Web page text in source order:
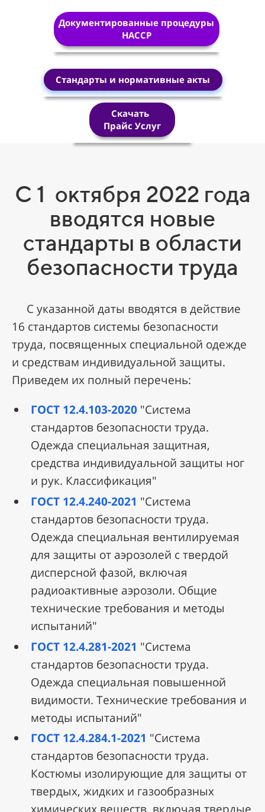
Скачать
Прайс Услуг
Документированные процедуры
HACCP
Стандарты и нормативные акты
С 1 октября 2022 года
вводятся новые
стандарты в области
безопасности труда
C указанной даты вводятся в действие
16 стандартов системы безопасности
труда, посвященных специальной одежде
и средствам индивидуальной защиты.
Приведем их полный перечень:
ГОСТ 12.4.103-2020 "Система
стандартов безопасности труда.
Одежда специальная защитная,
средства индивидуальной защиты ног
и рук. Классификация"
ГОСТ 12.4.240-2021 "Система
стандартов безопасности труда.
Одежда специальная вентилируемая
для защиты от аэрозолей с твердой
дисперсной фазой, включая
радиоактивные аэрозоли. Общие
технические требования и методы
испытаний"
ГОСТ 12.4.281-2021 "Система
стандартов безопасности труда.
Одежда специальная повышенной
видимости. Технические требования и
методы испытаний"
ГОСТ 12.4.284.1-2021 "Система
стандартов безопасности труда.
Костюмы изолирующие для защиты от
твердых, жидких и газообразных